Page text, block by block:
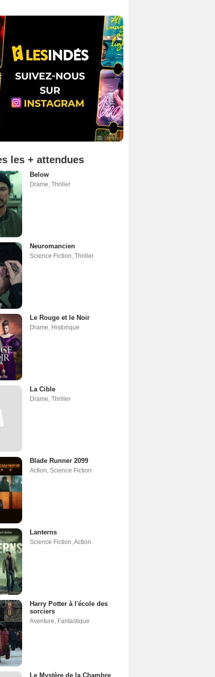
les + attendues
Below
Drame Thriller
Neuromancien
Science Fiction Thriller
Le Rouge et le Noir
Drame Historique
La Cible
Drame Thriller
Blade Runner 2099
Action Science Fiction
Lanterns
Science Fiction Action
Harry Potter à l'école des
sorciers
Aventure Fantastique
Le Mystère de la Chambre